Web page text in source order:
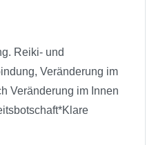
Reiki- und
Veränderung im
Veränderung im Innen